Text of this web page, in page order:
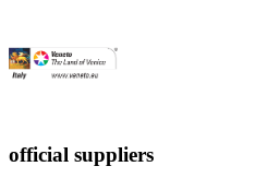
official suppliers